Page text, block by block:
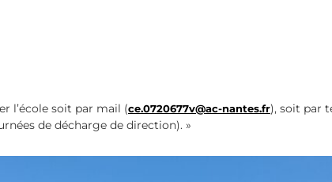
l’école soit par mail (ce.0720677v@ac-nantes.fr), soit par
de décharge de direction). »